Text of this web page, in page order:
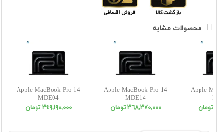
محصولات مشابه
Apple MacBook Pro 14
MDE04
٣٤٩,١٩٠,٠٠٠ تومان
Apple MacBook Pro 14
MDE14
٣٦٨,٣٧٠,٠٠٠ تومان
Apple